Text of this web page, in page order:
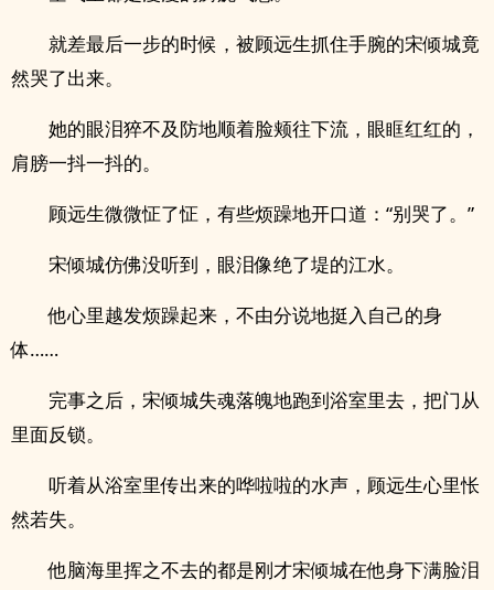
就差最后一步的时候，被顾远生抓住手腕的宋倾城竟
然哭了出来。
她的眼泪猝不及防地顺着脸颊往下流，眼眶红红的，
肩膀一抖一抖的。
顾远生微微怔了怔，有些烦躁地开口道：“别哭了。”
宋倾城仿佛没听到，眼泪像绝了堤的江水。
他心里越发烦躁起来，不由分说地挺入自己的身
体……
完事之后，宋倾城失魂落魄地跑到浴室里去，把门从
里面反锁。
听着从浴室里传出来的哗啦啦的水声，顾远生心里怅
然若失。
他脑海里挥之不去的都是刚才宋倾城在他身下满脸泪